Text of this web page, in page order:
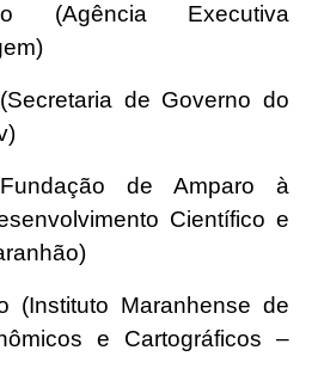
(Agência Executiva
de Governo do
de Amparo à
Científico e
(Instituto Maranhense de
e Cartográficos –